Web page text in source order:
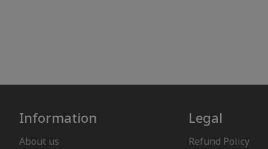
Information
About us
Legal
Refund Policy